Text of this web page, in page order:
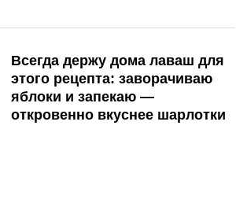
Всегда держу дома лаваш для
этого рецепта: заворачиваю
яблоки и запекаю —
откровенно вкуснее шарлотки